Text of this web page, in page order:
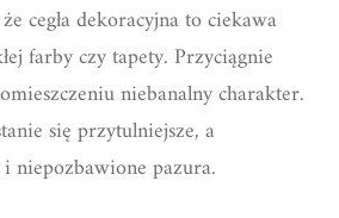
cegła dekoracyjna to ciekawa
farby czy tapety. Przyciągnie
niebanalny charakter.
się przytulniejsze, a
niepozbawione pazura.